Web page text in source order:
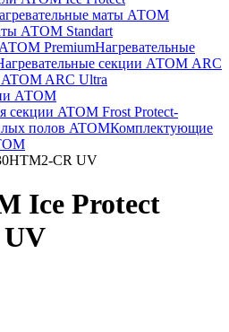
маты АТОМ
АТОМ Standart
АТОМ PremiumНагревательные
секции АТОМ ARC
ARC Ultra
АТОМ
секции ATOM Frost Protect-
полов ATOMКомплектующие
CR UV
Ice Protect